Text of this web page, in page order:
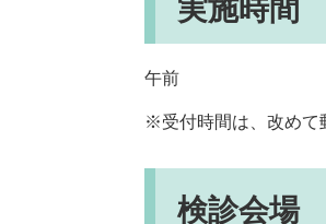
実施時間
午前
※受付時間は、改めて
検診会場